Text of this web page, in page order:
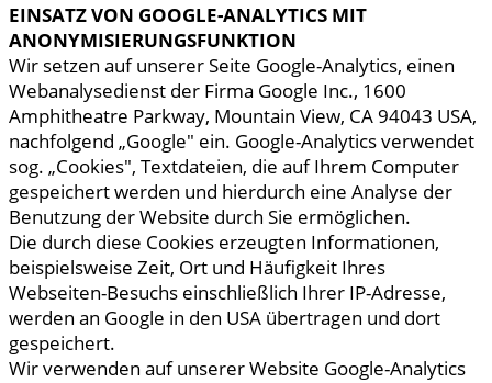
EINSATZ VON GOOGLE-ANALYTICS MIT
ANONYMISIERUNGSFUNKTION
Wir setzen auf unserer Seite Google-Analytics, einen
Webanalysedienst der Firma Google Inc., 1600
Amphitheatre Parkway, Mountain View, CA 94043 USA,
nachfolgend „Google" ein. Google-Analytics verwendet
sog. „Cookies", Textdateien, die auf Ihrem Computer
gespeichert werden und hierdurch eine Analyse der
Benutzung der Website durch Sie ermöglichen.
Die durch diese Cookies erzeugten Informationen,
beispielsweise Zeit, Ort und Häufigkeit Ihres
Webseiten-Besuchs einschließlich Ihrer IP-Adresse,
werden an Google in den USA übertragen und dort
gespeichert.
Wir verwenden auf unserer Website Google-Analytics